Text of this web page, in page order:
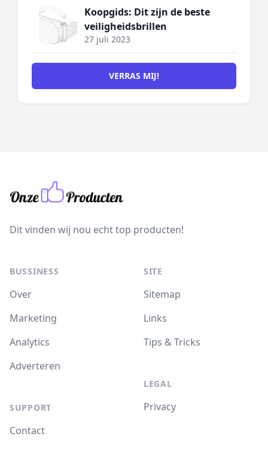
Koopgids: Dit zijn de beste
veiligheidsbrillen
27 juli 2023
VERRAS MIJ!
Dit vinden wij nou echt top producten!
BUSSINESS
Over
Marketing
Analytics
Adverteren
SUPPORT
Contact
SITE
Sitemap
Links
Tips & Tricks
LEGAL
Privacy